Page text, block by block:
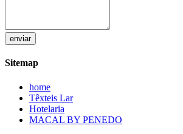
enviar
Sitemap
home
Têxteis Lar
Hotelaria
MACAL BY PENEDO